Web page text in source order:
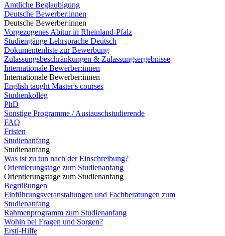
Amtliche Beglaubigung
Deutsche Bewerber:innen
Deutsche Bewerber:innen
Vorgezogenes Abitur in Rheinland-Pfalz
Studiengänge Lehrsprache Deutsch
Dokumentenliste zur Bewerbung
Zulassungsbeschränkungen & Zulassungsergebnisse
Internationale Bewerber:innen
Internationale Bewerber:innen
English taught Master's courses
Studienkolleg
PhD
Sonstige Programme / Austauschstudierende
FAQ
Fristen
Studienanfang
Studienanfang
Was ist zu tun nach der Einschreibung?
Orientierungstage zum Studienanfang
Orientierungstage zum Studienanfang
Begrüßungen
Einführungsveranstaltungen und Fachberatungen zum
Studienanfang
Rahmenprogramm zum Studienanfang
Wohin bei Fragen und Sorgen?
Ersti-Hilfe